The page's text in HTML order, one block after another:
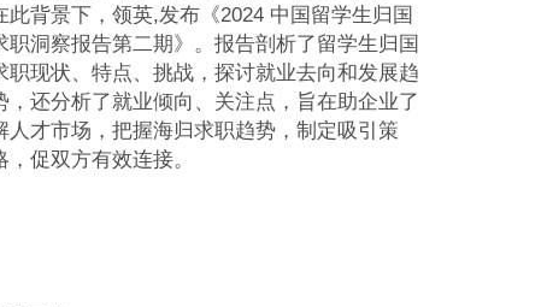
此背景下，领英,发布《2024 中国留学生归国
职洞察报告第二期》。报告剖析了留学生归国
职现状、特点、挑战，探讨就业去向和发展趋
，还分析了就业倾向、关注点，旨在助企业了
人才市场，把握海归求职趋势，制定吸引策
，促双方有效连接。